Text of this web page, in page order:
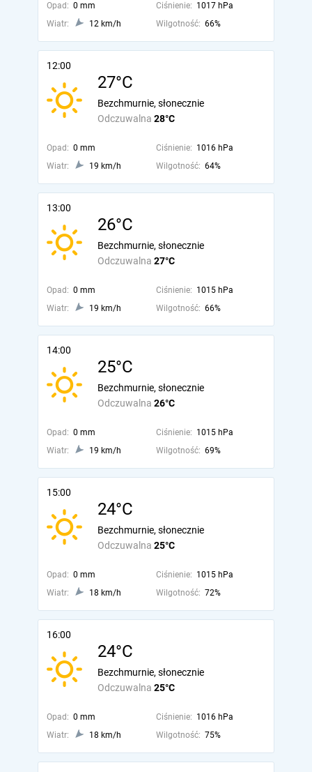
Opad: 0 mm Ciśnienie: 1017 hPa
Wiatr:
12 km/h Wilgotność: 66%
12:00
27°C
Odczuwalna 28°C
Bezchmurnie, słonecznie
Opad: 0 mm Ciśnienie: 1016 hPa
Wiatr:
19 km/h Wilgotność: 64%
13:00
26°C
Odczuwalna 27°C
Bezchmurnie, słonecznie
Opad: 0 mm Ciśnienie: 1015 hPa
Wiatr:
19 km/h Wilgotność: 66%
14:00
25°C
Odczuwalna 26°C
Bezchmurnie, słonecznie
Opad: 0 mm Ciśnienie: 1015 hPa
Wiatr:
19 km/h Wilgotność: 69%
15:00
24°C
Odczuwalna 25°C
Bezchmurnie, słonecznie
Opad: 0 mm Ciśnienie: 1015 hPa
Wiatr:
18 km/h Wilgotność: 72%
16:00
24°C
Odczuwalna 25°C
Bezchmurnie, słonecznie
Opad: 0 mm Ciśnienie: 1016 hPa
Wiatr:
18 km/h Wilgotność: 75%